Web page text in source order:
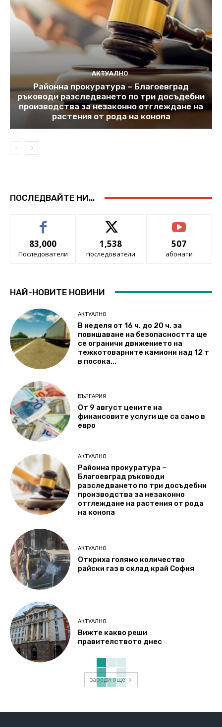
АКТУАЛНО
Районна прокуратура – Благоевград
ръководи разследването по три досъдебни
производства за незаконно отглеждане на
растения от рода на конопа
ПОСЛЕДВАЙТЕ НИ...
83,000
Последователи
1,538
последователи
507
абонати
НАЙ-НОВИТЕ НОВИНИ
АКТУАЛНО
В неделя от 16 ч. до 20 ч. за
повишаване на безопасността ще
се ограничи движението на
тежкотоварните камиони над 12 т
в посока...
БЪЛГАРИЯ
От 9 август цените на
финансовите услуги ще са само в
евро
АКТУАЛНО
Районна прокуратура –
Благоевград ръководи
разследването по три досъдебни
производства за незаконно
отглеждане на растения от рода
на конопа
АКТУАЛНО
Откриха голямо количество
райски газ в склад край София
АКТУАЛНО
Вижте какво реши
правителството днес
зареди още